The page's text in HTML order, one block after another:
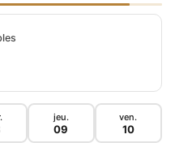
jeu.
09
ven.
10